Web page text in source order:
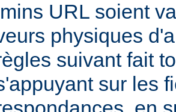
URL soient
physiques
suivant fait
sur les